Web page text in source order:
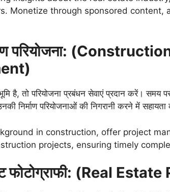
Monetize through sponsored content,
परियोजना:
है, तो परियोजना प्रबंधन सेवाएं प्रदान करें। समय
निर्माण परियोजनाओं की निगरानी करने में सहायता
in construction, offer project
projects, ensuring timely
फोटोग्राफी: (Real